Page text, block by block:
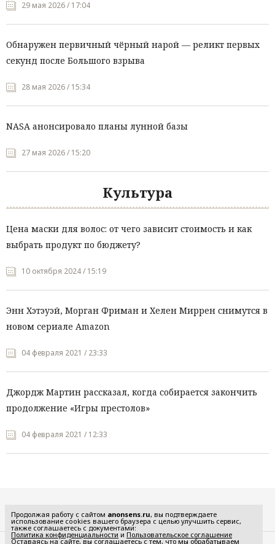
29 мая 2026 / 17:04
Обнаружен первичный чёрный нарой — реликт первых
секунд после Большого взрыва
28 мая 2026 / 15:34
NASA анонсировало планы лунной базы
27 мая 2026 / 15:20
Культура
Цена маски для волос: от чего зависит стоимость и как
выбрать продукт по бюджету?
10 октября 2024 / 15:19
Энн Хэтэуэй, Морган Фриман и Хелен Миррен снимутся в
новом сериале Amazon
04 февраля 2021 / 23:33
Джордж Мартин рассказал, когда собирается закончить
продолжение «Игры престолов»
04 февраля 2021 / 12:33
Продолжая работу с сайтом anonsens.ru, вы подтверждаете
использование cookies вашего браузера с целью улучшить сервис,
также соглашаетесь с документами:
Политика конфиденциальности и Пользовательское соглашение
Оставаясь на сайте, вы соглашаетесь с тем, что мы обрабатываем